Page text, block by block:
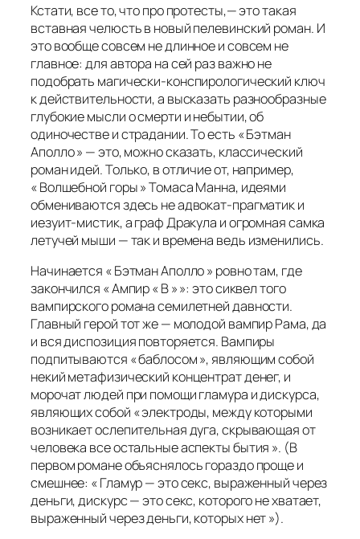
Кстати, все то, что про протесты,— это такая
вставная челюсть в новый пелевинский роман. И
это вообще совсем не длинное и совсем не
главное: для автора на сей раз важно не
подобрать магически-конспирологический ключ
к действительности, а высказать разнообразные
глубокие мысли о смерти и небытии, об
одиночестве и страдании. То есть « Бэтман
Аполло » — это, можно сказать, классический
роман идей. Только, в отличие от, например,
« Волшебной горы » Томаса Манна, идеями
обмениваются здесь не адвокат-прагматик и
иезуит-мистик, а граф Дракула и огромная самка
летучей мыши — так и времена ведь изменились.
Начинается « Бэтман Аполло » ровно там, где
закончился « Ампир « В » »: это сиквел того
вампирского романа семилетней давности.
Главный герой тот же — молодой вампир Рама, да
и вся диспозиция повторяется. Вампиры
подпитываются « баблосом », являющим собой
некий метафизический концентрат денег, и
морочат людей при помощи гламура и дискурса,
являющих собой « электроды, между которыми
возникает ослепительная дуга, скрывающая от
человека все остальные аспекты бытия ». (В
первом романе объяснялось гораздо проще и
смешнее: « Гламур — это секс, выраженный через
деньги, дискурс — это секс, которого не хватает,
выраженный через деньги, которых нет »).